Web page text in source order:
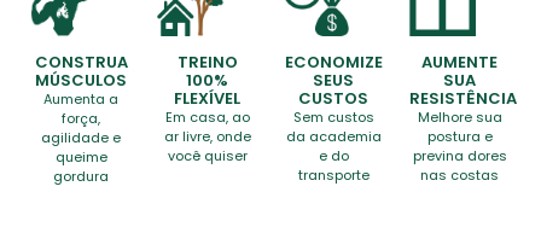
CONSTRUA
MÚSCULOS
Aumenta a
força,
agilidade e
queime
gordura
TREINO
100%
FLEXÍVEL
Em casa, ao
ar livre, onde
você quiser
ECONOMIZE
SEUS
CUSTOS
Sem custos
da academia
e do
transporte
AUMENTE
SUA
RESISTÊNCIA
Melhore sua
postura e
previna dores
nas costas